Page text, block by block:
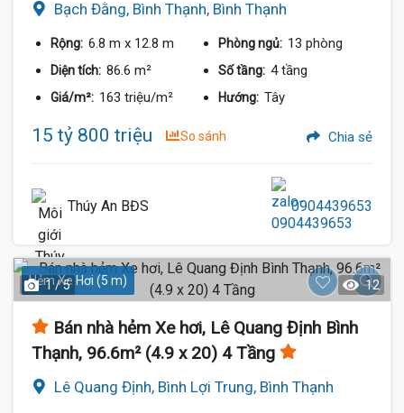
Bạch Đằng, Bình Thạnh, Bình Thạnh
Rộng: 6.8 m x 12.8 m Phòng ngủ: 13 phòng
Diện tích: 86.6 m² Số tầng: 4 tầng
Giá/m²: 163 triệu/m² Hướng: Tây
15 tỷ 800 triệu So sánh Chia sẻ
Thúy An BĐS 0904439653
Hẻm Xe Hơi (5 m)
1 / 5 12
Bán nhà hẻm Xe hơi, Lê Quang Định Bình
Thạnh, 96.6m² (4.9 x 20) 4 Tầng
Lê Quang Định, Bình Lợi Trung, Bình Thạnh